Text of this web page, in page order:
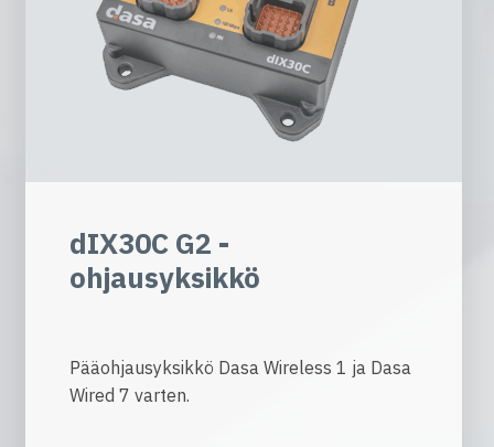
dIX30C G2 -
ohjausyksikkö
Pääohjausyksikkö Dasa Wireless 1 ja Dasa
Wired 7 varten.